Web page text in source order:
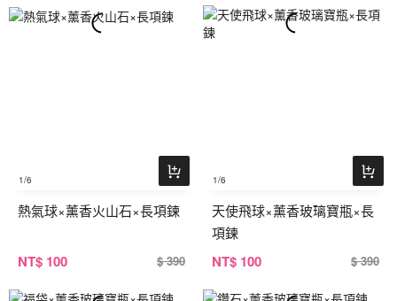
1/6
熱氣球×薰香火山石×長項鍊
NT$ 100 $ 390
1/6
天使飛球×薰香玻璃寶瓶×長
項鍊
NT$ 100 $ 390